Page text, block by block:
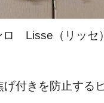
ロ Lisse（リッセ
付きを防止する